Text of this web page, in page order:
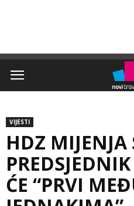
VIJESTI
HDZ MIJENJA
ĆE “PRVI